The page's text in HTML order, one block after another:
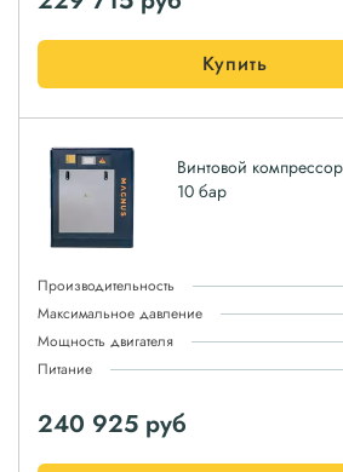
Купить
Винтовой
10 бар
Производительность
Максимальное давление
Мощность двигателя
Питание
240 925 руб